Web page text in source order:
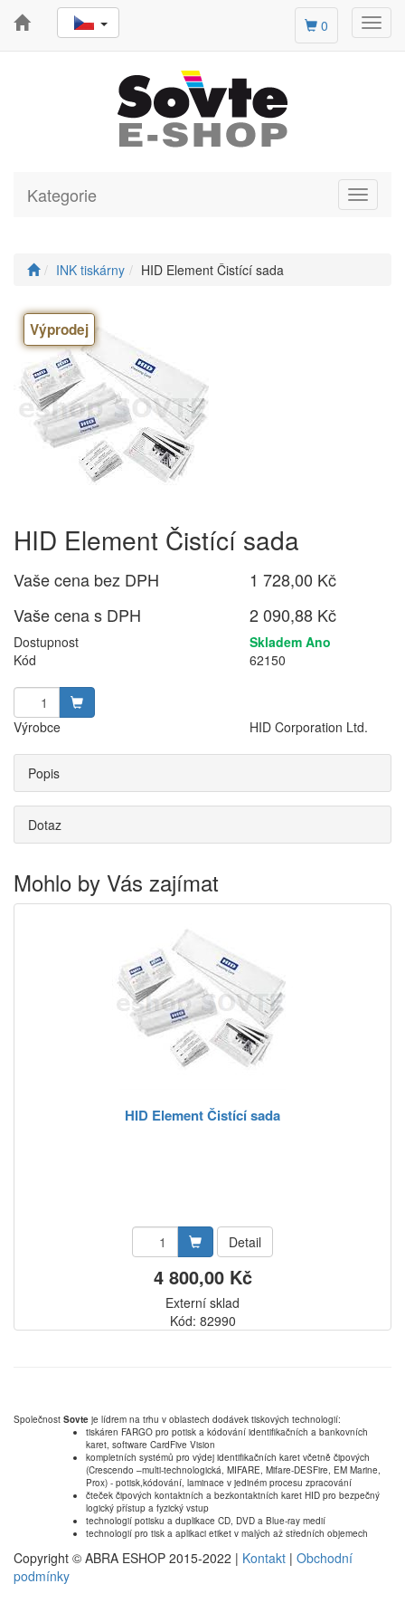
0
Toggle
Kategorie
INK tiskárny HID Element Čistící sada
Výprodej
HID Element Čistící sada
Vaše cena bez DPH
1 728,00 Kč
Vaše cena s DPH
2 090,88 Kč
Dostupnost
Skladem Ano
Kód
62150
Výrobce HID Corporation Ltd.
Popis
Dotaz
Mohlo by Vás zajímat
HID Element Čistící sada
Detail
4 800,00 Kč
Externí sklad
Kód: 82990
Společnost Sovte je lídrem na trhu v oblastech dodávek tiskových technologií:
tiskáren FARGO pro potisk a kódování identifikačních a bankovních
karet, software CardFive Vision
kompletních systémů pro výdej identifikačních karet včetně čipových
(Crescendo –multi-technologická, MIFARE, Mifare-DESFire, EM Marine,
Prox) - potisk,kódování, laminace v jediném procesu zpracování
čteček čipových kontaktních a bezkontaktních karet HID pro bezpečný
logický přístup a fyzický vstup
technologií potisku a duplikace CD, DVD a Blue-ray medií
technologií pro tisk a aplikaci etiket v malých až středních objemech
Copyright © ABRA ESHOP 2015-2022 | Kontakt | Obchodní
podmínky